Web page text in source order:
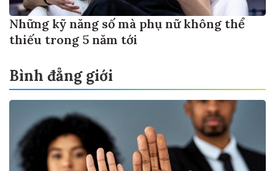
Những kỹ năng số mà phụ nữ không thể
thiếu trong 5 năm tới
Bình đẳng giới